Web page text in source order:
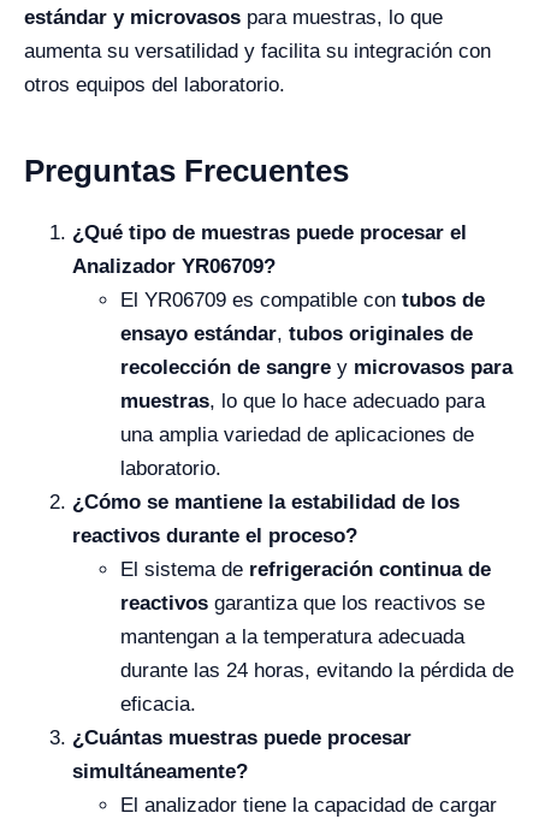
estándar y microvasos para muestras, lo que
aumenta su versatilidad y facilita su integración con
otros equipos del laboratorio.
Preguntas Frecuentes
¿Qué tipo de muestras puede procesar el
Analizador YR06709?
El YR06709 es compatible con tubos de
ensayo estándar, tubos originales de
recolección de sangre y microvasos para
muestras, lo que lo hace adecuado para
una amplia variedad de aplicaciones de
laboratorio.
¿Cómo se mantiene la estabilidad de los
reactivos durante el proceso?
El sistema de refrigeración continua de
reactivos garantiza que los reactivos se
mantengan a la temperatura adecuada
durante las 24 horas, evitando la pérdida de
eficacia.
¿Cuántas muestras puede procesar
simultáneamente?
El analizador tiene la capacidad de cargar